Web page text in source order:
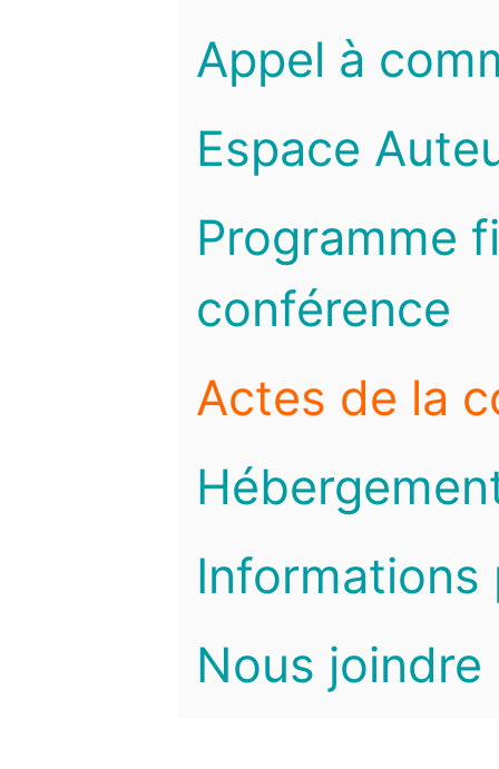
Appel à
Espace
Programme
conférence
Actes de la
Informations
Nous joindre